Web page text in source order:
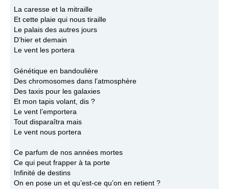
La caresse et la mitraille
Et cette plaie qui nous tiraille
Le palais des autres jours
D’hier et demain
Le vent les portera
Génétique en bandoulière
Des chromosomes dans l’atmosphère
Des taxis pour les galaxies
Et mon tapis volant, dis ?
Le vent l’emportera
Tout disparaîtra mais
Le vent nous portera
Ce parfum de nos années mortes
Ce qui peut frapper à ta porte
Infinité de destins
On en pose un et qu’est-ce qu’on en retient ?